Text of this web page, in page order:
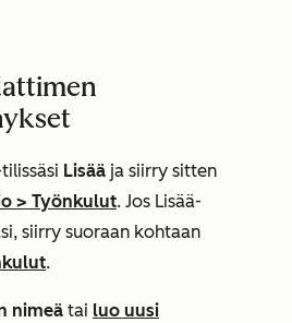
Lisää ja siirry sitten
> Työnkulut. Jos Lisää-
siirry suoraan kohtaan
.
nimeä tai luo uusi